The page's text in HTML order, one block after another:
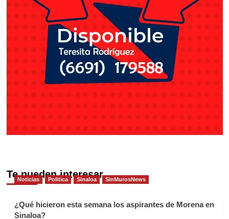
Te pueden interesar
Noticias Politica Sinaloa SinMurosNews
¿Qué hicieron esta semana los aspirantes de Morena en
Sinaloa?